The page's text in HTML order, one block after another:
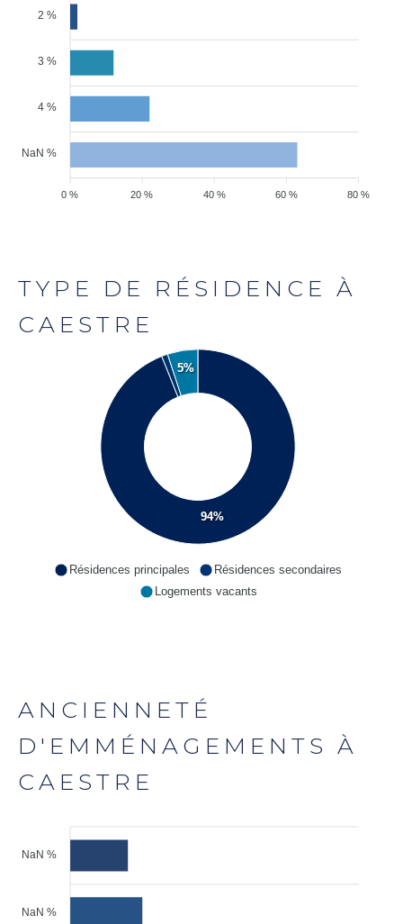
2 %
3 %
4 %
NaN %
80 %
60 %
40 %
20 %
0 %
TYPE DE RÉSIDENCE À
CAESTRE
94%
5%
Résidences principales
Résidences secondaires
Logements vacants
ANCIENNETÉ
D'EMMÉNAGEMENTS À
CAESTRE
NaN %
NaN %